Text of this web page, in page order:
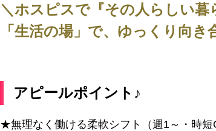
＼ホスピスで『その人らしい暮
「生活の場」で、ゆっくり向
アピールポイント♪
★無理なく働ける柔軟シフト（週1～・時短